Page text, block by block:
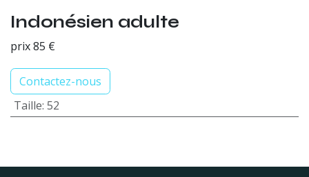
Indonésien adulte
prix 85 €
Contactez-nous
Taille: 52